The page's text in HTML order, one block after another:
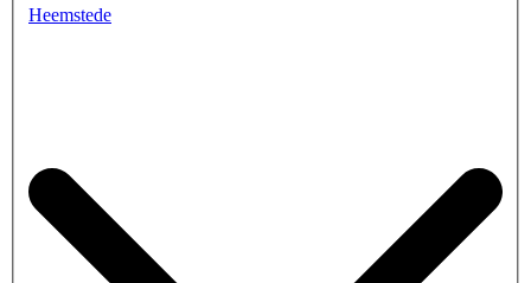
Heemstede